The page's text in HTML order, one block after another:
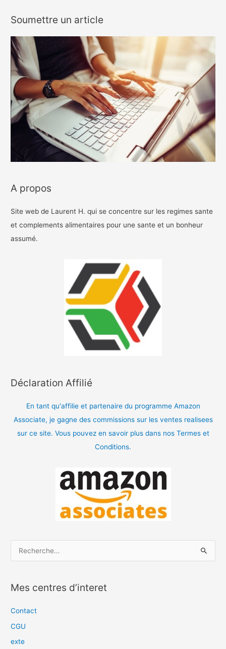
Soumettre un article
A propos
Site web de Laurent H. qui se concentre sur les regimes sante
et complements alimentaires pour une sante et un bonheur
assumé.
Déclaration Affilié
En tant qu'affilie et partenaire du programme Amazon
Associate, je gagne des commissions sur les ventes realisees
sur ce site. Vous pouvez en savoir plus dans nos Termes et
Conditions.
h
e
Mes centres d’interet
Contact
CGU
exte